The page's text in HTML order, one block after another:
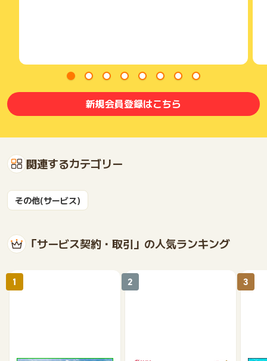
新規会員登録はこちら
関連するカテゴリー
その他(サービス)
「サービス契約・取引」の人気ランキング
1 2 3